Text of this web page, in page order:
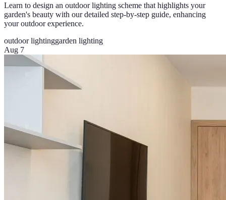
Learn to design an outdoor lighting scheme that highlights your
garden's beauty with our detailed step-by-step guide, enhancing
your outdoor experience.
outdoor lightinggarden lighting
Aug 7